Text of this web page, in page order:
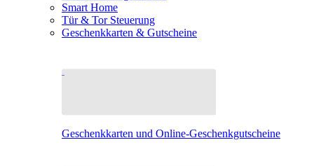
Smart Home
Tür & Tor Steuerung
Geschenkkarten & Gutscheine
Geschenkkarten und Online-Geschenkgutscheine